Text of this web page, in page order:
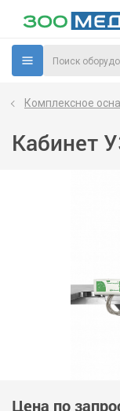
Комплексное
Кабинет
Цена по